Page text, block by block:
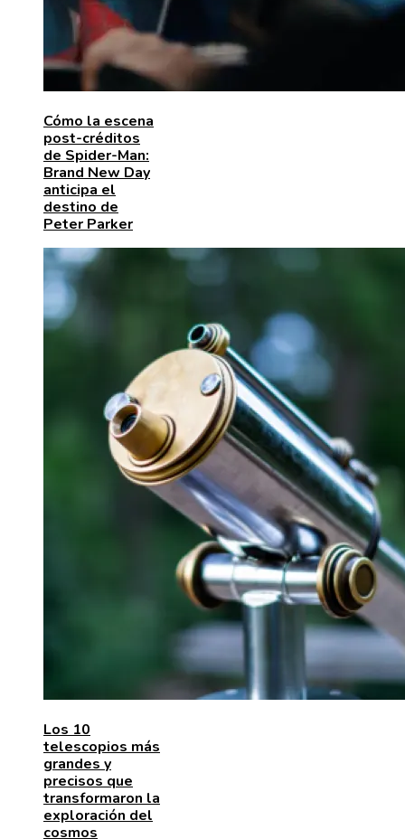
Cómo la escena
post-créditos
de Spider-Man:
Brand New Day
anticipa el
destino de
Peter Parker
Los 10
telescopios más
grandes y
precisos que
transformaron la
exploración del
cosmos